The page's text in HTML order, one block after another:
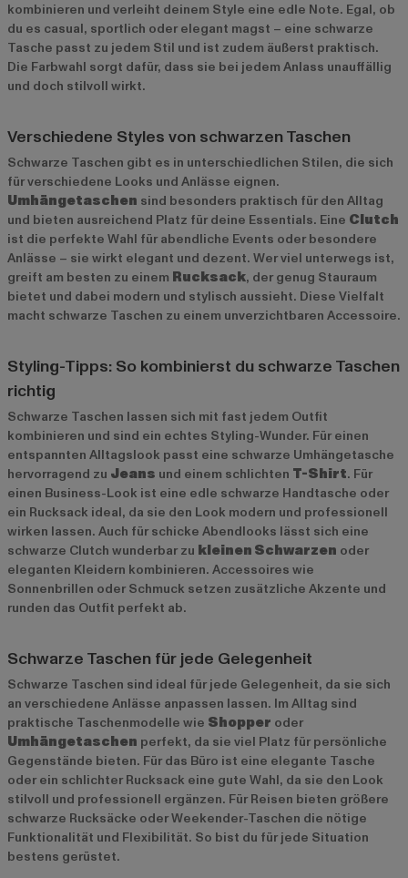
kombinieren und verleiht deinem Style eine edle Note. Egal, ob
du es casual, sportlich oder elegant magst – eine schwarze
Tasche passt zu jedem Stil und ist zudem äußerst praktisch.
Die Farbwahl sorgt dafür, dass sie bei jedem Anlass unauffällig
und doch stilvoll wirkt.
Verschiedene Styles von schwarzen Taschen
Schwarze Taschen gibt es in unterschiedlichen Stilen, die sich
für verschiedene Looks und Anlässe eignen.
Umhängetaschen sind besonders praktisch für den Alltag
und bieten ausreichend Platz für deine Essentials. Eine Clutch
ist die perfekte Wahl für abendliche Events oder besondere
Anlässe – sie wirkt elegant und dezent. Wer viel unterwegs ist,
greift am besten zu einem Rucksack, der genug Stauraum
bietet und dabei modern und stylisch aussieht. Diese Vielfalt
macht schwarze Taschen zu einem unverzichtbaren Accessoire.
Styling-Tipps: So kombinierst du schwarze Taschen
richtig
Schwarze Taschen lassen sich mit fast jedem Outfit
kombinieren und sind ein echtes Styling-Wunder. Für einen
entspannten Alltagslook passt eine schwarze Umhängetasche
hervorragend zu Jeans und einem schlichten T-Shirt. Für
einen Business-Look ist eine edle schwarze Handtasche oder
ein Rucksack ideal, da sie den Look modern und professionell
wirken lassen. Auch für schicke Abendlooks lässt sich eine
schwarze Clutch wunderbar zu kleinen Schwarzen oder
eleganten Kleidern kombinieren. Accessoires wie
Sonnenbrillen oder Schmuck setzen zusätzliche Akzente und
runden das Outfit perfekt ab.
Schwarze Taschen für jede Gelegenheit
Schwarze Taschen sind ideal für jede Gelegenheit, da sie sich
an verschiedene Anlässe anpassen lassen. Im Alltag sind
praktische Taschenmodelle wie Shopper oder
Umhängetaschen perfekt, da sie viel Platz für persönliche
Gegenstände bieten. Für das Büro ist eine elegante Tasche
oder ein schlichter Rucksack eine gute Wahl, da sie den Look
stilvoll und professionell ergänzen. Für Reisen bieten größere
schwarze Rucksäcke oder Weekender-Taschen die nötige
Funktionalität und Flexibilität. So bist du für jede Situation
bestens gerüstet.